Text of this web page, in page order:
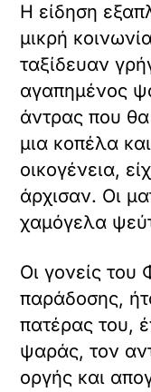
Η είδηση
μικρή
ταξίδευαν
αγαπημένος
άντρας που
μια κοπέλα
οικογένεια,
άρχισαν. Οι
χαμόγελα
Οι γονείς
παράδοσης,
πατέρας του,
ψαράς, τον
οργής και